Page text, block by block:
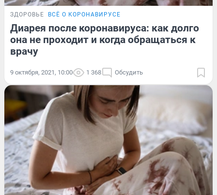
ЗДОРОВЬЕ ВСЁ О КОРОНАВИРУСЕ
Диарея после коронавируса: как долго
она не проходит и когда обращаться к
врачу
9 октября, 2021, 10:00 1 368 Обсудить